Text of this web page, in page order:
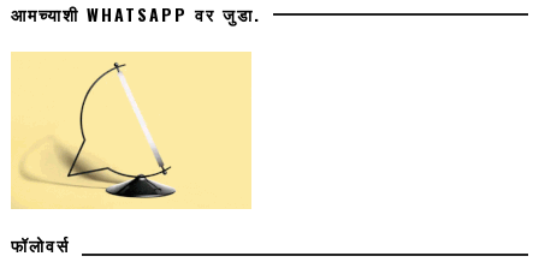
आमच्याशी WHATSAPP वर जुडा.
फॉलोवर्स